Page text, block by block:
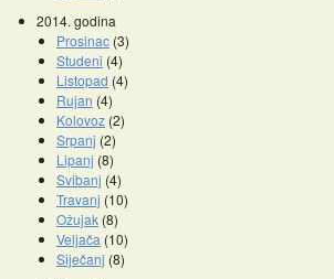
2014. godina
Prosinac (3)
Studeni (4)
Listopad (4)
Rujan (4)
Kolovoz (2)
Srpanj (2)
Lipanj (8)
Svibanj (4)
Travanj (10)
Ožujak (8)
Veljača (10)
Siječanj (8)